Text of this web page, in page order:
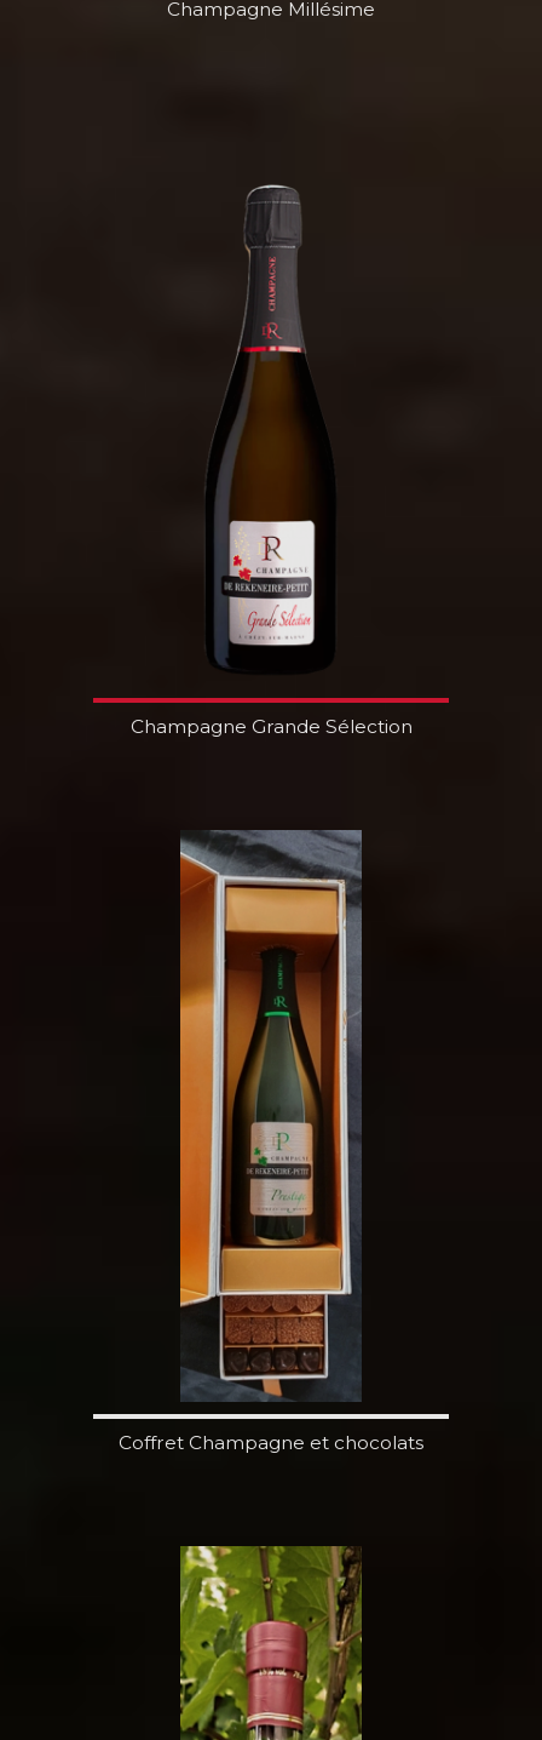
Champagne Millésime
Champagne Grande Sélection
Coffret Champagne et chocolats